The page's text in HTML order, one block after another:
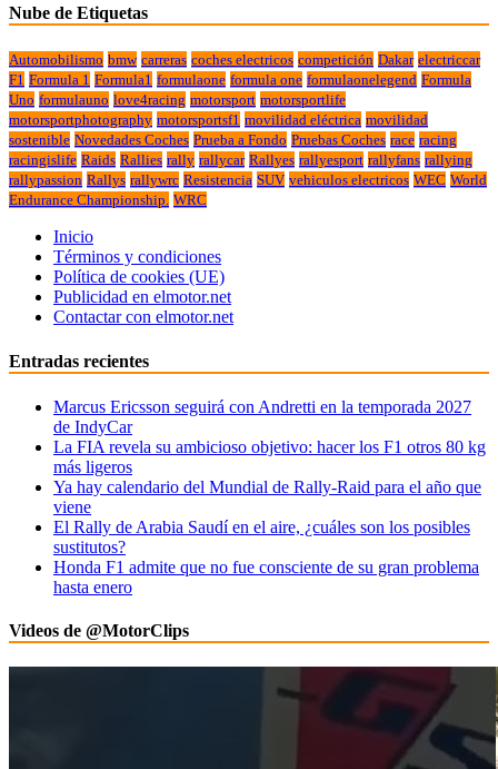
Nube de Etiquetas
Automobilismo bmw carreras coches electricos competición Dakar electriccar
F1 Formula 1 Formula1 formulaone formula one formulaonelegend Formula
Uno formulauno love4racing motorsport motorsportlife
motorsportphotography motorsportsf1 movilidad eléctrica movilidad
sostenible Novedades Coches Prueba a Fondo Pruebas Coches race racing
racingislife Raids Rallies rally rallycar Rallyes rallyesport rallyfans rallying
rallypassion Rallys rallywrc Resistencia SUV vehiculos electricos WEC World
Endurance Championship. WRC
Inicio
Términos y condiciones
Política de cookies (UE)
Publicidad en elmotor.net
Contactar con elmotor.net
Entradas recientes
Marcus Ericsson seguirá con Andretti en la temporada 2027
de IndyCar
La FIA revela su ambicioso objetivo: hacer los F1 otros 80 kg
más ligeros
Ya hay calendario del Mundial de Rally-Raid para el año que
viene
El Rally de Arabia Saudí en el aire, ¿cuáles son los posibles
sustitutos?
Honda F1 admite que no fue consciente de su gran problema
hasta enero
Videos de @MotorClips